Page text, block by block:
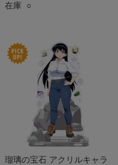
在庫 ○
瑠璃の宝石 アクリルキャラ